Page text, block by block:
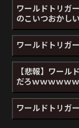
ワールドトリガ
のこいつおか
ワールドトリガ
【悲報】ワール
だろｗｗｗｗｗ
ワールドトリガ